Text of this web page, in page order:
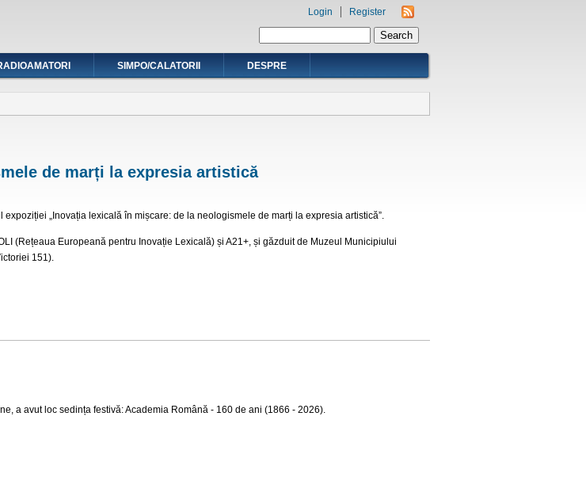
Login Register
SIMPO/CALATORII DESPRE
de marți la expresia artistică
„Inovația lexicală în mișcare: de la neologismele de marți la expresia artistică”.
(Rețeaua Europeană pentru Inovație Lexicală) și A21+, și găzduit de Muzeul Municipiului
151).
a avut loc sedința festivă:Academia Română - 160 de ani (1866 - 2026).